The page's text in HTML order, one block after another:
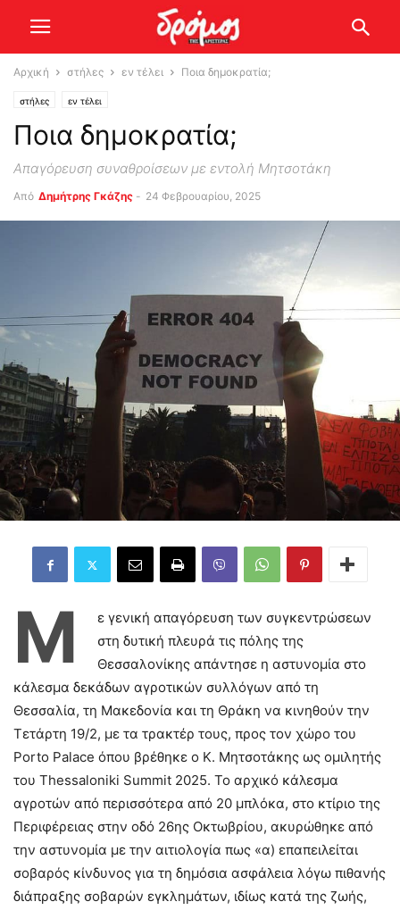
Αρχική στήλες εν τέλει Ποια δημοκρατία;
στήλες εν τέλει
Ποια δημοκρατία;
Απαγόρευση συναθροίσεων με εντολή Μητσοτάκη
Από Δημήτρης Γκάζης - 24 Φεβρουαρίου, 2025
Μ
ε γενική απαγόρευση των συγκεντρώσεων
στη δυτική πλευρά τις πόλης της
Θεσσαλονίκης απάντησε η αστυνομία στο
κάλεσμα δεκάδων αγροτικών συλλόγων από τη
Θεσσαλία, τη Μακεδονία και τη Θράκη να κινηθούν την
Τετάρτη 19/2, με τα τρακτέρ τους, προς τον χώρο του
Porto Palace όπου βρέθηκε ο Κ. Μητσοτάκης ως ομιλητής
του Thessaloniki Summit 2025. Το αρχικό κάλεσμα
αγροτών από περισσότερα από 20 μπλόκα, στο κτίριο της
Περιφέρειας στην οδό 26ης Οκτωβρίου, ακυρώθηκε από
την αστυνομία με την αιτιολογία πως «α) επαπειλείται
σοβαρός κίνδυνος για τη δημόσια ασφάλεια λόγω πιθανής
διάπραξης σοβαρών εγκλημάτων, ιδίως κατά της ζωής,